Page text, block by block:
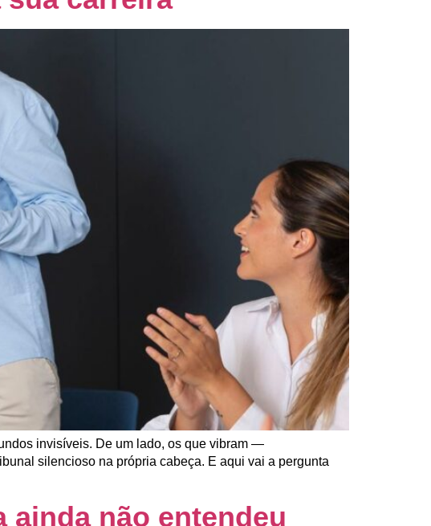
invisíveis. De um lado, os que vibram —
silencioso na própria cabeça. E aqui vai a pergunta
não entendeu